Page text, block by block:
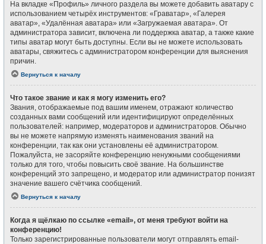
На вкладке «Профиль» личного раздела вы можете добавить аватару с
использованием четырёх инструментов: «Граватар», «Галерея
аватар», «Удалённая аватара» или «Загружаемая аватара». От
администратора зависит, включена ли поддержка аватар, а также какие
типы аватар могут быть доступны. Если вы не можете использовать
аватары, свяжитесь с администратором конференции для выяснения
причин.
Вернуться к началу
Что такое звание и как я могу изменить его?
Звания, отображаемые под вашим именем, отражают количество
созданных вами сообщений или идентифицируют определённых
пользователей: например, модераторов и администраторов. Обычно
вы не можете напрямую изменять наименования званий на
конференции, так как они установлены её администратором.
Пожалуйста, не засоряйте конференцию ненужными сообщениями
только для того, чтобы повысить своё звание. На большинстве
конференций это запрещено, и модератор или администратор понизят
значение вашего счётчика сообщений.
Вернуться к началу
Когда я щёлкаю по ссылке «email», от меня требуют войти на
конференцию!
Только зарегистрированные пользователи могут отправлять email-